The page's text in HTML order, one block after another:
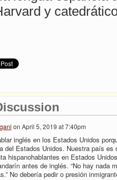
y
on April 5, 2019 at 7:40pm
inglés en los Estados Unidos
del Estados Unidos. Nuestra país
hispanohablantes en Estados
antes de inglés. “No hay nada
No debería pedir o presión